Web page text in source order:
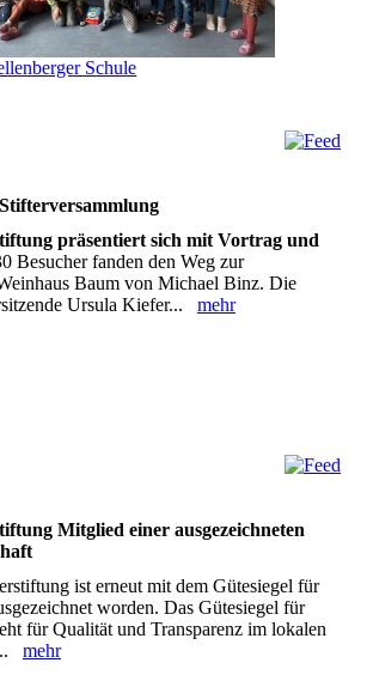
Schule
präsentiert sich mit Vortrag und
Besucher fanden den Weg zur
Baum von Michael Binz. Die
Ursula Kiefer... mehr
Mitglied einer ausgezeichneten
ist erneut mit dem Gütesiegel für
‎worden. Das Gütesiegel für
für Qualität und Transparenz im lokalen
mehr